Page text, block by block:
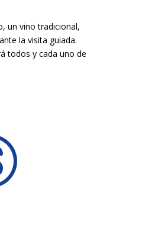
un vino tradicional,
la visita guiada.
todos y cada uno de